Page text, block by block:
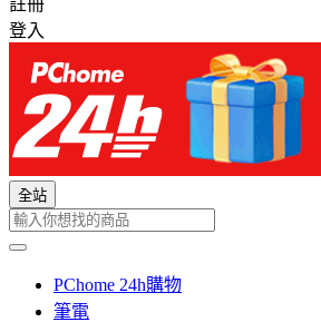
註冊
登入
全站
PChome 24h購物
筆電